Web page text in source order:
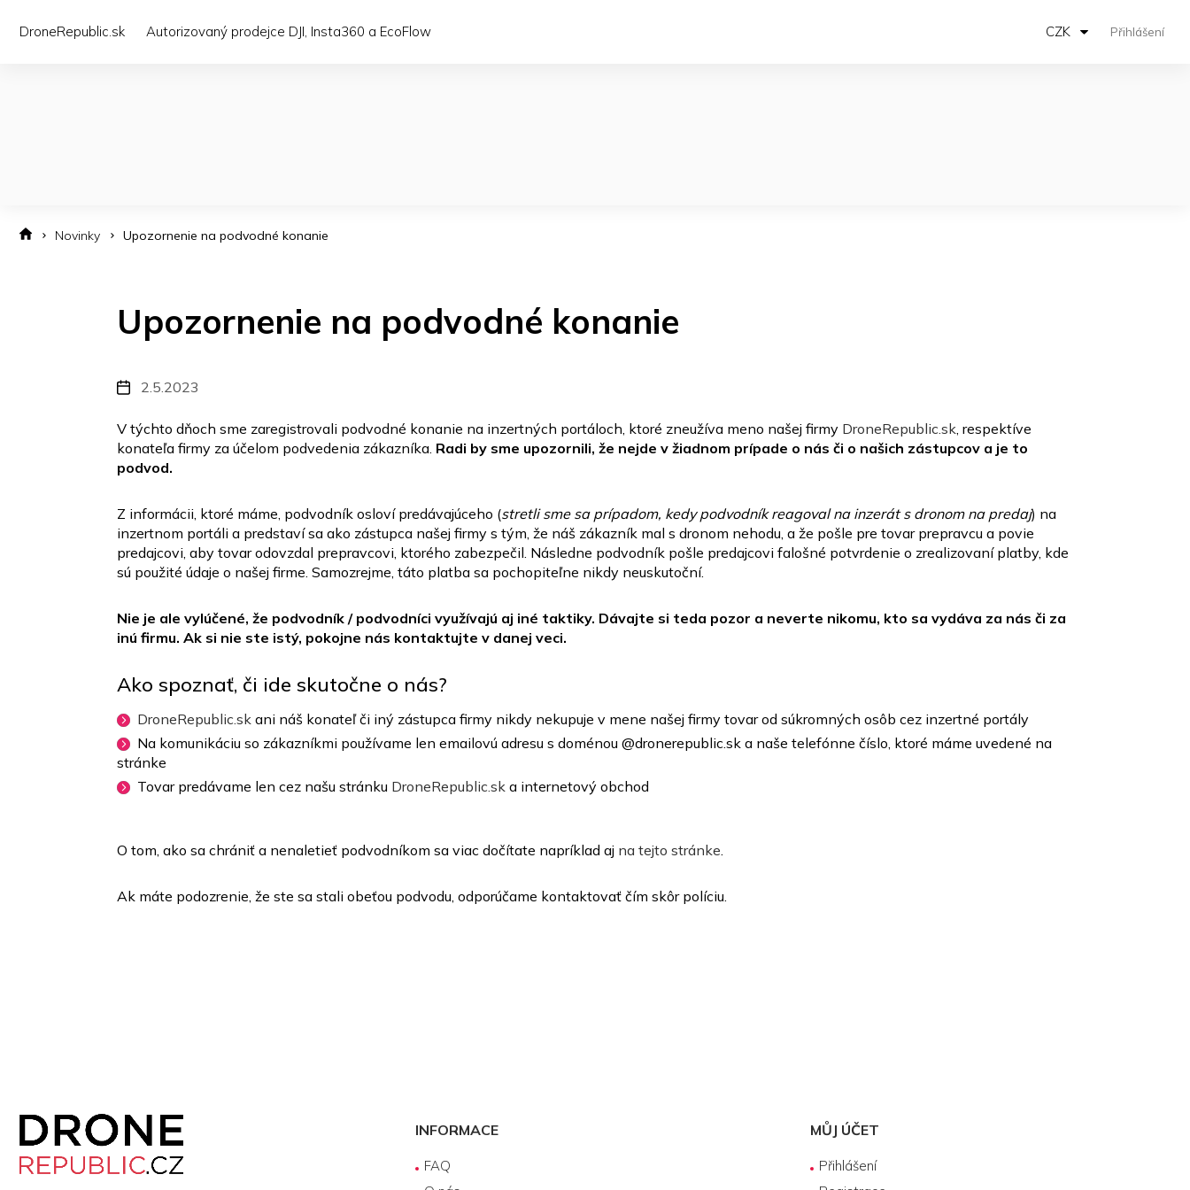
DroneRepublic.sk Autorizovaný prodejce DJI, Insta360 a EcoFlow CZK Přihlášení
Novinky Upozornenie na podvodné konanie
Upozornenie na podvodné konanie
2.5.2023
V týchto dňoch sme zaregistrovali podvodné konanie na inzertných portáloch, ktoré zneužíva meno našej firmy DroneRepublic.sk, respektíve
konateľa firmy za účelom podvedenia zákazníka. Radi by sme upozornili, že nejde v žiadnom prípade o nás či o našich zástupcov a je to
podvod.
Z informácii, ktoré máme, podvodník osloví predávajúceho (stretli sme sa prípadom, kedy podvodník reagoval na inzerát s dronom na predaj) na
inzertnom portáli a predstaví sa ako zástupca našej firmy s tým, že náš zákazník mal s dronom nehodu, a že pošle pre tovar prepravcu a povie
predajcovi, aby tovar odovzdal prepravcovi, ktorého zabezpečil. Následne podvodník pošle predajcovi falošné potvrdenie o zrealizovaní platby, kde
sú použité údaje o našej firme. Samozrejme, táto platba sa pochopiteľne nikdy neuskutoční.
Nie je ale vylúčené, že podvodník / podvodníci využívajú aj iné taktiky. Dávajte si teda pozor a neverte nikomu, kto sa vydáva za nás či za
inú firmu. Ak si nie ste istý, pokojne nás kontaktujte v danej veci.
Ako spoznať, či ide skutočne o nás?
DroneRepublic.sk ani náš konateľ či iný zástupca firmy nikdy nekupuje v mene našej firmy tovar od súkromných osôb cez inzertné portály
Na komunikáciu so zákazníkmi používame len emailovú adresu s doménou @dronerepublic.sk a naše telefónne číslo, ktoré máme uvedené na
stránke
Tovar predávame len cez našu stránku DroneRepublic.sk a internetový obchod
O tom, ako sa chrániť a nenaletieť podvodníkom sa viac dočítate napríklad aj na tejto stránke.
Ak máte podozrenie, že ste sa stali obeťou podvodu, odporúčame kontaktovať čím skôr políciu.
INFORMACE
FAQ
MŮJ ÚČET
Přihlášení